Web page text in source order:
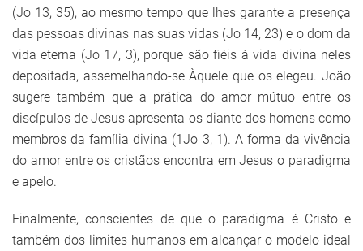
(Jo 13, 35), ao mesmo tempo que lhes garante a presença
das pessoas divinas nas suas vidas (Jo 14, 23) e o dom da
vida eterna (Jo 17, 3), porque são fiéis à vida divina neles
depositada, assemelhando-se Àquele que os elegeu. João
sugere também que a prática do amor mútuo entre os
discípulos de Jesus apresenta-os diante dos homens como
membros da família divina (1Jo 3, 1). A forma da vivência
do amor entre os cristãos encontra em Jesus o paradigma
e apelo.
Finalmente, conscientes de que o paradigma é Cristo e
também dos limites humanos em alcançar o modelo ideal